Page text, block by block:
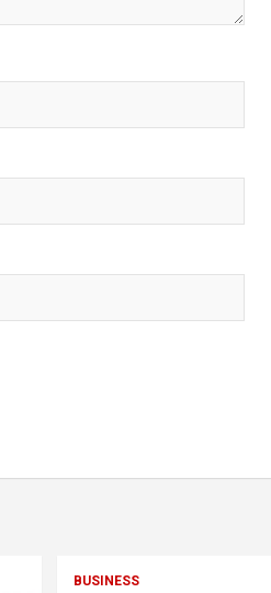
BUSINESS